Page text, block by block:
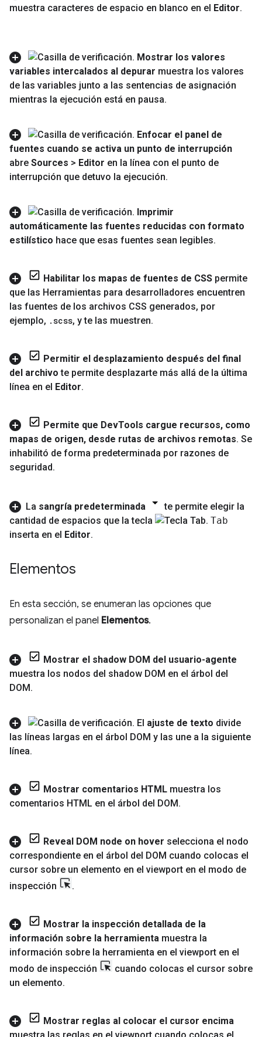
muestra caracteres de espacio en blanco en el Editor.
Mostrar los valores
variables intercalados al depurar muestra los valores
de las variables junto a las sentencias de asignación
mientras la ejecución está en pausa.
Enfocar el panel de
fuentes cuando se activa un punto de interrupción
abre Sources > Editor en la línea con el punto de
interrupción que detuvo la ejecución.
Imprimir
automáticamente las fuentes reducidas con formato
estilístico hace que esas fuentes sean legibles.
Habilitar los mapas de fuentes de CSS permite
que las Herramientas para desarrolladores encuentren
las fuentes de los archivos CSS generados, por
ejemplo, .scss, y te las muestren.
Permitir el desplazamiento después del final
del archivo te permite desplazarte más allá de la última
línea en el Editor.
Permite que DevTools cargue recursos, como
mapas de origen, desde rutas de archivos remotas. Se
inhabilitó de forma predeterminada por razones de
seguridad.
La sangría predeterminada
te permite elegir la
cantidad de espacios que la tecla
Tab
inserta en el Editor.
Elementos
En esta sección, se enumeran las opciones que
personalizan el panel Elementos.
Mostrar el shadow DOM del usuario-agente
muestra los nodos del shadow DOM en el árbol del
DOM.
El ajuste de texto divide
las líneas largas en el árbol DOM y las une a la siguiente
línea.
Mostrar comentarios HTML muestra los
comentarios HTML en el árbol del DOM.
Reveal DOM node on hover selecciona el nodo
correspondiente en el árbol del DOM cuando colocas el
cursor sobre un elemento en el viewport en el modo de
inspección
.
Mostrar la inspección detallada de la
información sobre la herramienta muestra la
información sobre la herramienta en el viewport en el
modo de inspección
cuando colocas el cursor sobre
un elemento.
Mostrar reglas al colocar el cursor encima
muestra las reglas en el viewport cuando colocas el